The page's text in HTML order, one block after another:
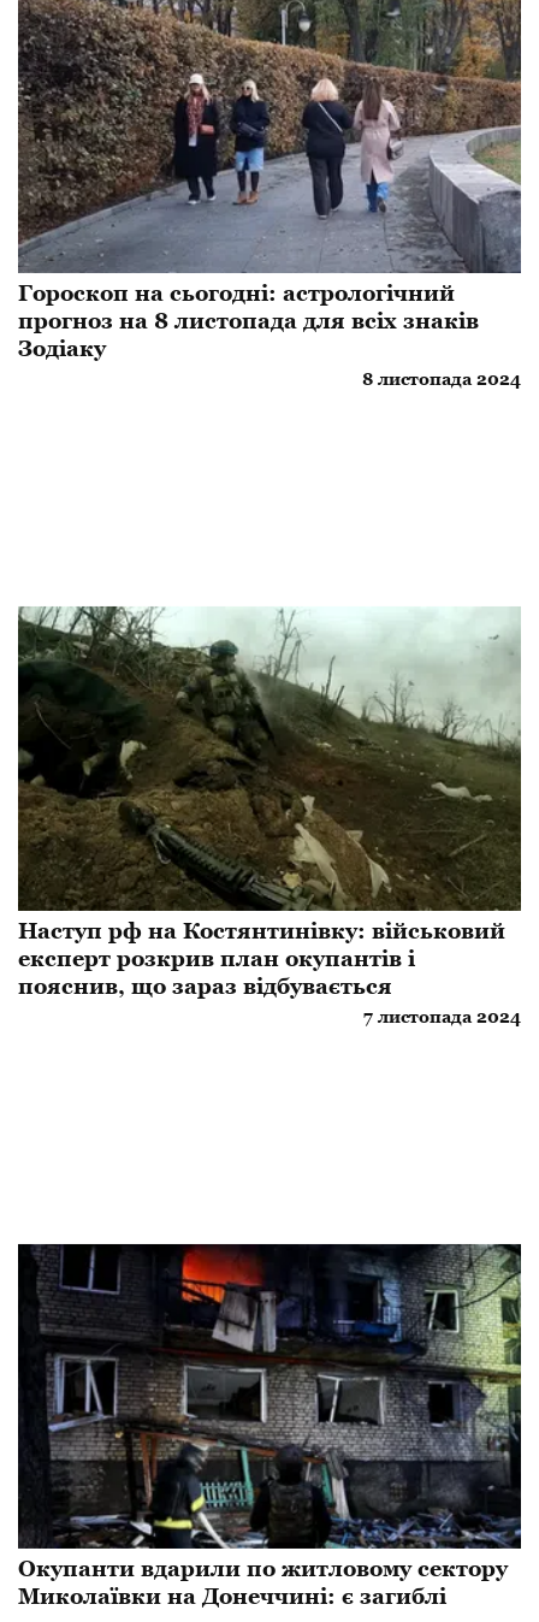
Гороскоп на сьогодні: астрологічний
прогноз на 8 листопада для всіх знаків
Зодіаку
8 листопада 2024
Наступ рф на Костянтинівку: військовий
експерт розкрив план окупантів і
пояснив, що зараз відбувається
7 листопада 2024
Окупанти вдарили по житловому сектору
Миколаївки на Донеччині: є загиблі